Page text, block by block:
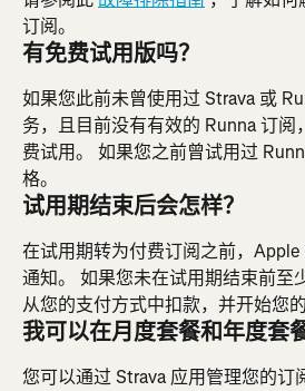
订阅。
有免费试用版吗？
如果您此前未曾使用过 Strava 或
务，且目前没有有效的 Runna 订阅
费试用。 如果您之前曾试用过
格。
试用期结束后会怎样？
在试用期转为付费订阅之前，
通知。 如果您未在试用期结束前至
从您的支付方式中扣款，并开始您的
我可以在月度套餐和年度套
您可以通过 Strava 应用管理您的订